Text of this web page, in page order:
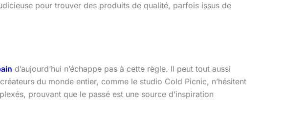
pour trouver des produits de qualité, parfois issus de
d’aujourd’hui n’échappe pas à cette règle. Il peut tout aussi
du monde entier, comme le studio Cold Picnic, n’hésitent
prouvant que le passé est une source d’inspiration